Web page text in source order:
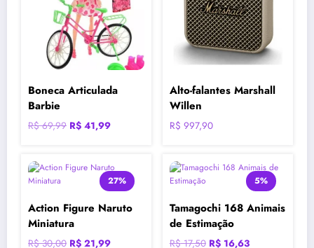
Boneca Articulada
Barbie
R$69,99 O
era:
R$ 69,99.
R$ 41,99O
é:
R$ 41,99.
Alto-falantes Marshall
Willen
R$ 997,90
27%
Action Figure Naruto
Miniatura
R$30,00 O
R$ 21,99O
5%
Tamagochi 168 Animais
de Estimação
R$17,50 O
R$16,63O